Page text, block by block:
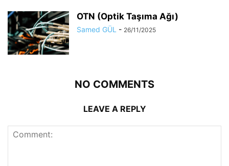
OTN (Optik Taşıma Ağı)
Samed GÜL - 26/11/2025
NO COMMENTS
LEAVE A REPLY